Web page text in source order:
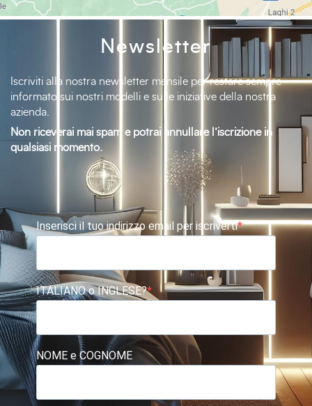
Newsletter
Iscriviti alla nostra newsletter mensile per restare sempre
informato sui nostri modelli e sulle iniziative della nostra
azienda.
Non riceverai mai spam e potrai annullare l’iscrizione in
qualsiasi momento.
Inserisci il tuo indirizzo email per iscriverti
ITALIANO o INGLESE?
NOME e COGNOME